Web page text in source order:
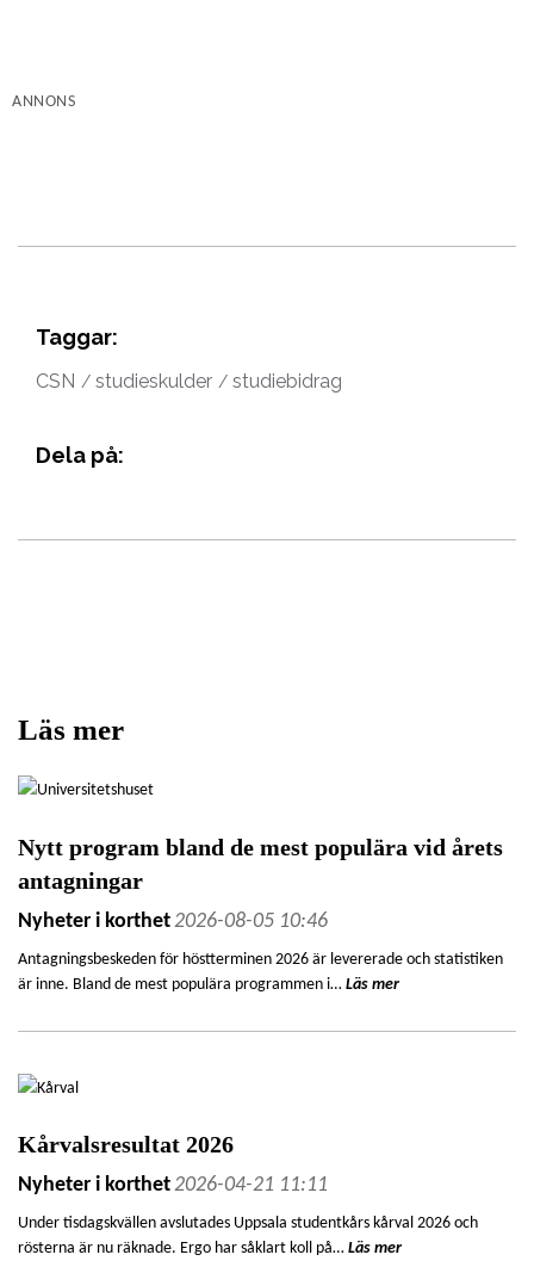
ANNONS
Taggar:
CSN studieskulder studiebidrag
Dela på:
Läs mer
Nytt program bland de mest populära vid årets
antagningar
Nyheter i korthet2026-08-05 10:46
Antagningsbeskeden för höstterminen 2026 är levererade och statistiken
är inne. Bland de mest populära programmen i… Läs mer
Kårvalsresultat 2026
Nyheter i korthet2026-04-21 11:11
Under tisdagskvällen avslutades Uppsala studentkårs kårval 2026 och
rösterna är nu räknade. Ergo har såklart koll på… Läs mer